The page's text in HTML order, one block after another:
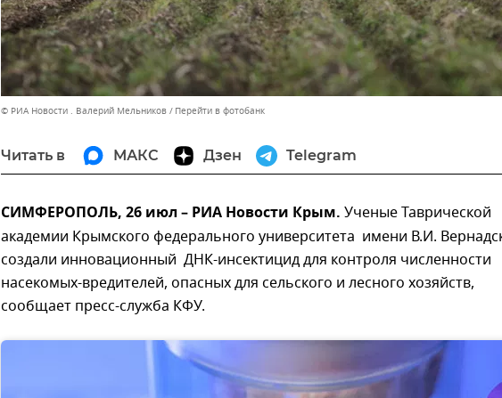
© РИА Новости . Валерий Мельников Перейти в фотобанк
Читать в МАКС Дзен Telegram
СИМФЕРОПОЛЬ, 26 июл – РИА Новости Крым. Ученые Таврической
академии Крымского федерального университета имени В.И.
создали инновационный ДНК-инсектицид для контроля численности
насекомых-вредителей, опасных для сельского и лесного хозяйств,
сообщает пресс-служба КФУ.